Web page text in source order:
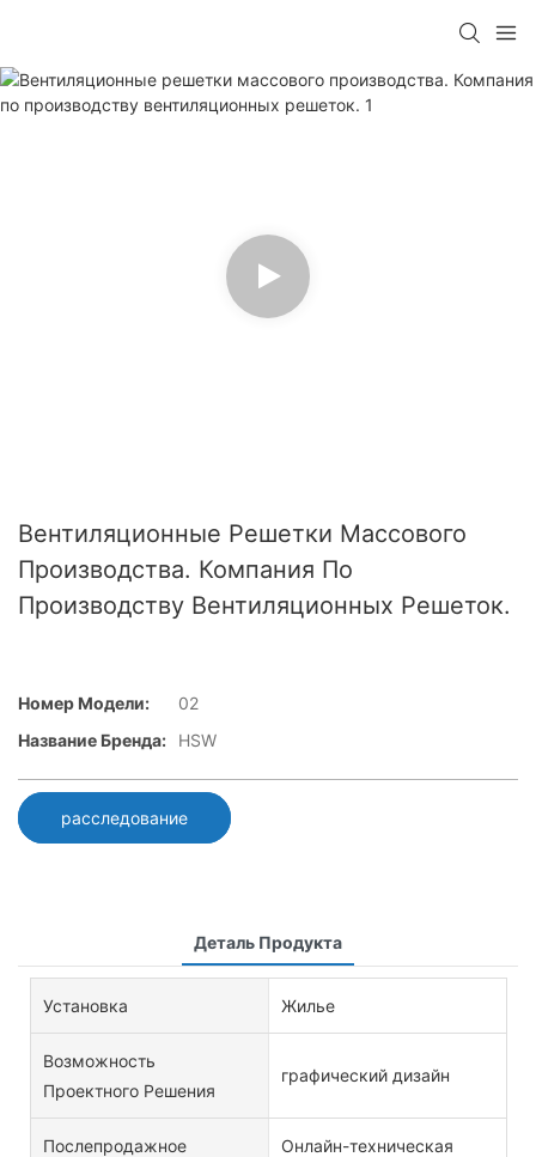
Вентиляционные Решетки Массового
Производства. Компания По
Производству Вентиляционных Решеток.
Номер Модели:
02
Название Бренда:
HSW
расследование
Деталь Продукта
Установка Жилье
Возможность
Проектного Решения
графический дизайн
Послепродажное
Онлайн-техническая